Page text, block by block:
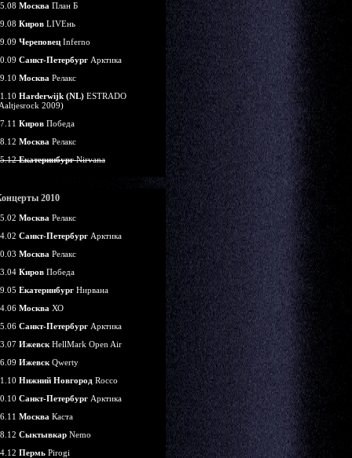
Москва План Б
Киров LIVEнь
Череповец Inferno
Санкт-Петербург Арктика
Москва Релакс
Harderwijk (NL) ESTRADO
2009)
Киров Победа
Москва Релакс
ЕкатеринбургNirvana
2010
Москва Релакс
Санкт-Петербург Арктика
Москва Релакс
Киров Победа
Екатеринбург Нирвана
Москва ХО
Санкт-Петербург Арктика
Ижевск HellMark Open Air
Ижевск Qwerty
Нижний Новгород Rocco
Санкт-Петербург Арктика
Москва Каста
Сыктывкар Nemo
Пермь Pirogi